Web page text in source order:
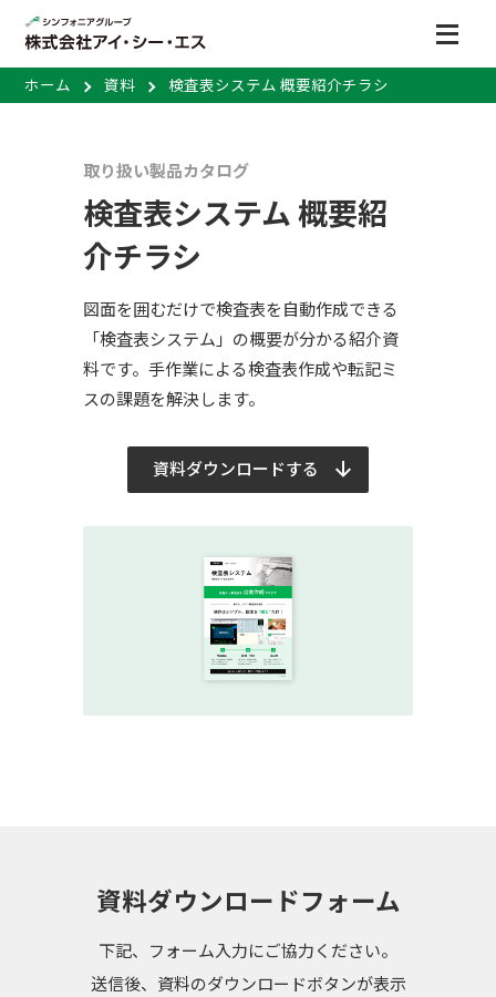
ホーム 資料 検査表システム 概要紹介チラシ
取り扱い製品カタログ
検査表システム 概要紹
介チラシ
図面を囲むだけで検査表を自動作成できる
「検査表システム」の概要が分かる紹介資
料です。手作業による検査表作成や転記ミ
スの課題を解決します。
資料ダウンロードする
資料ダウンロードフォーム
下記、フォーム入力にご協力ください。
送信後、資料のダウンロードボタンが表示